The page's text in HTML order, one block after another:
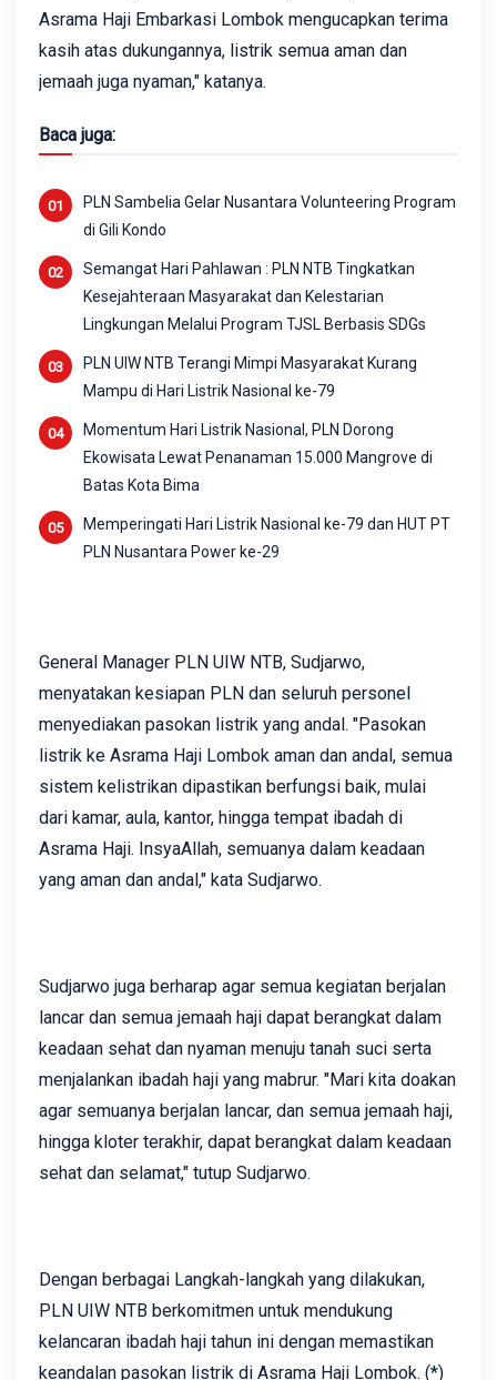
Asrama Haji Embarkasi Lombok mengucapkan terima
kasih atas dukungannya, listrik semua aman dan
jemaah juga nyaman," katanya.
Baca juga:
PLN Sambelia Gelar Nusantara Volunteering Program
di Gili Kondo
Semangat Hari Pahlawan : PLN NTB Tingkatkan
Kesejahteraan Masyarakat dan Kelestarian
Lingkungan Melalui Program TJSL Berbasis SDGs
PLN UIW NTB Terangi Mimpi Masyarakat Kurang
Mampu di Hari Listrik Nasional ke-79
Momentum Hari Listrik Nasional, PLN Dorong
Ekowisata Lewat Penanaman 15.000 Mangrove di
Batas Kota Bima
Memperingati Hari Listrik Nasional ke-79 dan HUT PT
PLN Nusantara Power ke-29
General Manager PLN UIW NTB, Sudjarwo,
menyatakan kesiapan PLN dan seluruh personel
menyediakan pasokan listrik yang andal. "Pasokan
listrik ke Asrama Haji Lombok aman dan andal, semua
sistem kelistrikan dipastikan berfungsi baik, mulai
dari kamar, aula, kantor, hingga tempat ibadah di
Asrama Haji. InsyaAllah, semuanya dalam keadaan
yang aman dan andal," kata Sudjarwo.
Sudjarwo juga berharap agar semua kegiatan berjalan
lancar dan semua jemaah haji dapat berangkat dalam
keadaan sehat dan nyaman menuju tanah suci serta
menjalankan ibadah haji yang mabrur. "Mari kita doakan
agar semuanya berjalan lancar, dan semua jemaah haji,
hingga kloter terakhir, dapat berangkat dalam keadaan
sehat dan selamat," tutup Sudjarwo.
Dengan berbagai Langkah-langkah yang dilakukan,
PLN UIW NTB berkomitmen untuk mendukung
kelancaran ibadah haji tahun ini dengan memastikan
keandalan pasokan listrik di Asrama Haji Lombok. (*)